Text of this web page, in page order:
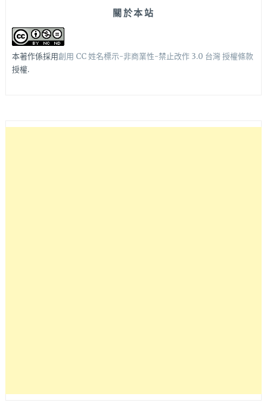
關於本站
本著作係採用創用 CC 姓名標示-非商業性-禁止改作 3.0 台灣 授權條款
授權.